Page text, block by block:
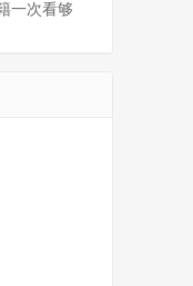
一次看够